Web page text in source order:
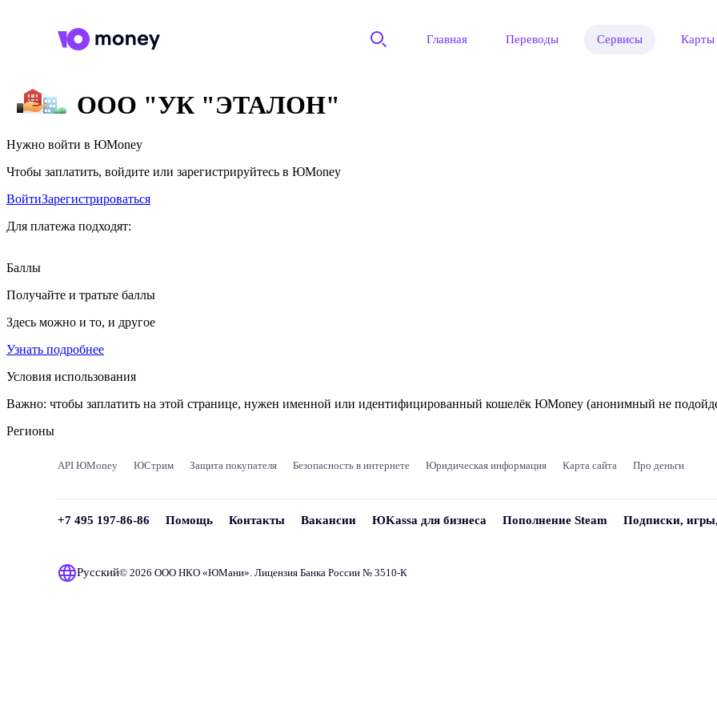
Главная Переводы Сервисы Карты
ООО "УК "ЭТАЛОН"
Нужно войти в ЮMoney
Чтобы заплатить, войдите или зарегистрируйтесь в ЮMoney
ВойтиЗарегистрироваться
Для платежа подходят:
Баллы
Получайте и тратьте баллы
Здесь можно и то, и другое
Узнать подробнее
Условия использования
Важно: чтобы заплатить на этой странице, нужен именной или идентифицированный кошелёк ЮMoney (анонимный не
Регионы
API ЮMoney ЮСтрим Защита покупателя Безопасность в интернете Юридическая информация Карта сайта Про деньги
+7 495 197-86-86 Помощь Контакты Вакансии ЮKassa для бизнеса Пополнение Steam Подписки,
Русский© 2026 ООО НКО «ЮМани». Лицензия Банка России № 3510‑К